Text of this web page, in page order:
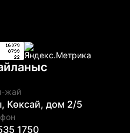
жай
Көксай, дом 2/5
1750